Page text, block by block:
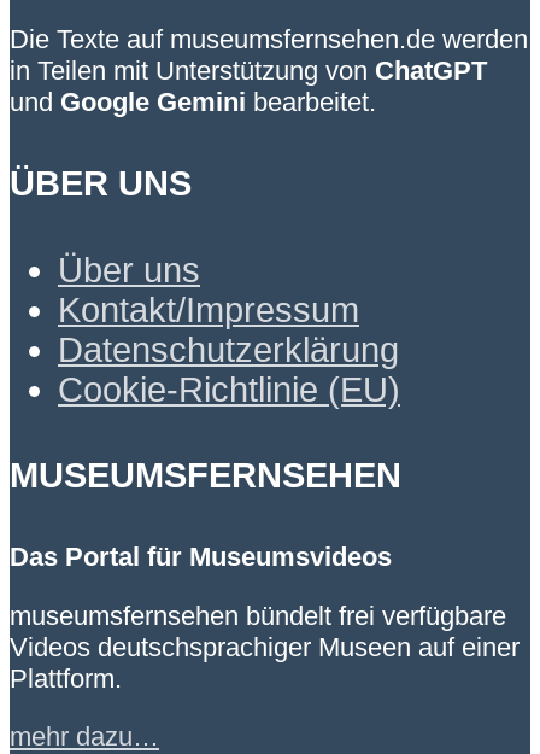
Die Texte auf museumsfernsehen.de werden
in Teilen mit Unterstützung von ChatGPT
und Google Gemini bearbeitet.
ÜBER UNS
Über uns
Kontakt/Impressum
Datenschutzerklärung
Cookie-Richtlinie (EU)
MUSEUMSFERNSEHEN
Das Portal für Museumsvideos
museumsfernsehen bündelt frei verfügbare
Videos deutschsprachiger Museen auf einer
Plattform.
mehr dazu…